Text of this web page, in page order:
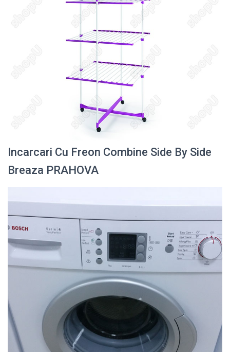
Incarcari Cu Freon Combine Side By Side
Breaza PRAHOVA